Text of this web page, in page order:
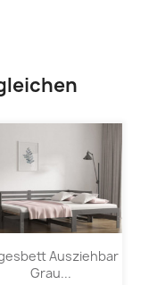
Ausziehbar
Grau...